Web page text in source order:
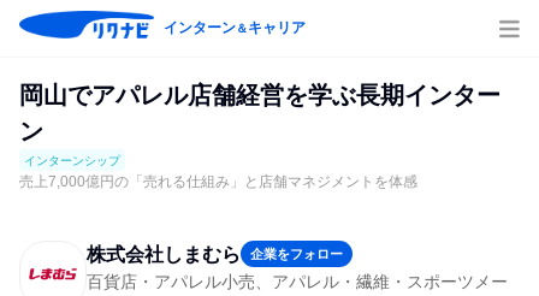
インターン＆キャリア
岡山でアパレル店舗経営を学ぶ長期インター
ン
インターンシップ
売上7,000億円の「売れる仕組み」と店舗マネジメントを体感
株式会社しまむら 企業をフォロー
百貨店・アパレル小売、アパレル・繊維・スポーツメー